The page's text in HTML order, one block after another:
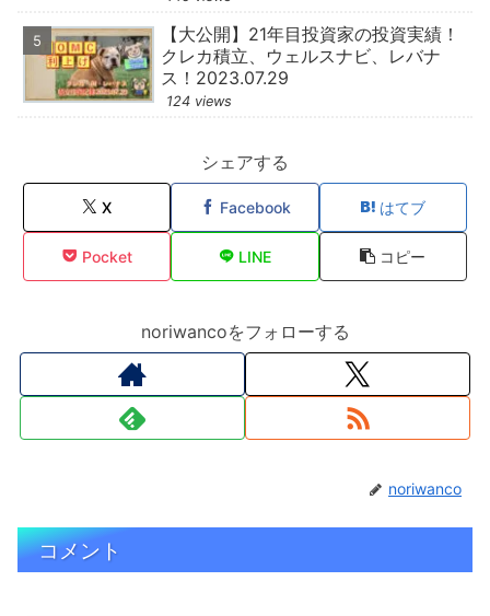
【大公開】21年目投資家の投資実績！
クレカ積立、ウェルスナビ、レバナ
ス！2023.07.29
124 views
シェアする
X Facebook はてブ
Pocket LINE コピー
noriwancoをフォローする
noriwanco
コメント